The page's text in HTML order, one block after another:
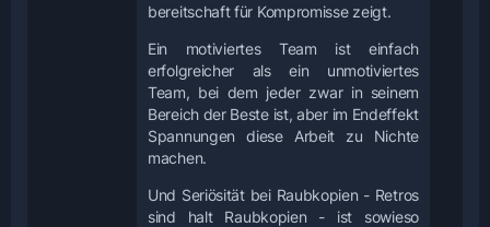
bereitschaft für Kompromisse zeigt.
Ein motiviertes Team ist einfach
erfolgreicher als ein unmotiviertes
Team, bei dem jeder zwar in seinem
Bereich der Beste ist, aber im Endeffekt
Spannungen diese Arbeit zu Nichte
machen.
Und Seriösität bei Raubkopien - Retros
sind halt Raubkopien - ist sowieso